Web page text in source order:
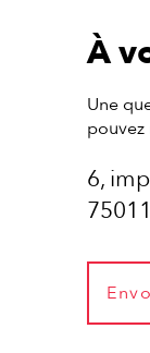
À
Une
pouvez
6,